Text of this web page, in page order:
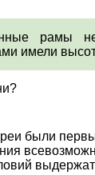
рамы
имели
были